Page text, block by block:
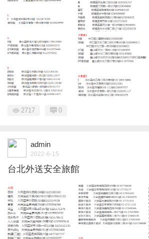
2717 0
admin
2022-6-15
台北外送安全旅館